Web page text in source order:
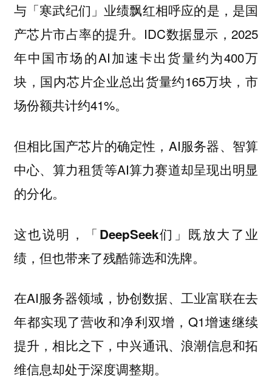
与「寒武纪们」业绩飘红相呼应的是，是国
产芯片市占率的提升。IDC数据显示，2025
年中国市场的AI加速卡出货量约为400万
块，国内芯片企业总出货量约165万块，市
场份额共计约41%。
但相比国产芯片的确定性，AI服务器、智算
中心、算力租赁等AI算力赛道却呈现出明显
的分化。
这也说明，「DeepSeek们」既放大了业
绩，但也带来了残酷筛选和洗牌。
在AI服务器领域，协创数据、工业富联在去
年都实现了营收和净利双增，Q1增速继续
提升，相比之下，中兴通讯、浪潮信息和拓
维信息却处于深度调整期。